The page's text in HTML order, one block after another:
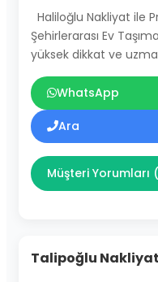
Haliloğlu Nakliyat ile
Şehirlerarası Ev
yüksek dikkat ve
WhatsApp
Ara
Müşteri Yorumları
Talipoğlu Nakliyat